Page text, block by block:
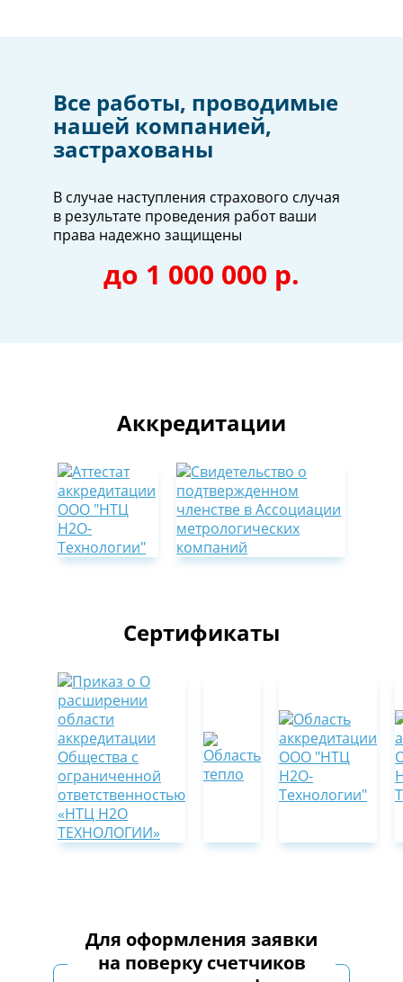
Все работы, проводимые
нашей компанией,
застрахованы
В случае наступления страхового случая
в результате проведения работ ваши
права надежно защищены
до 1 000 000 р.
Аккредитации
Сертификаты
Для оформления заявки
на поверку счетчиков